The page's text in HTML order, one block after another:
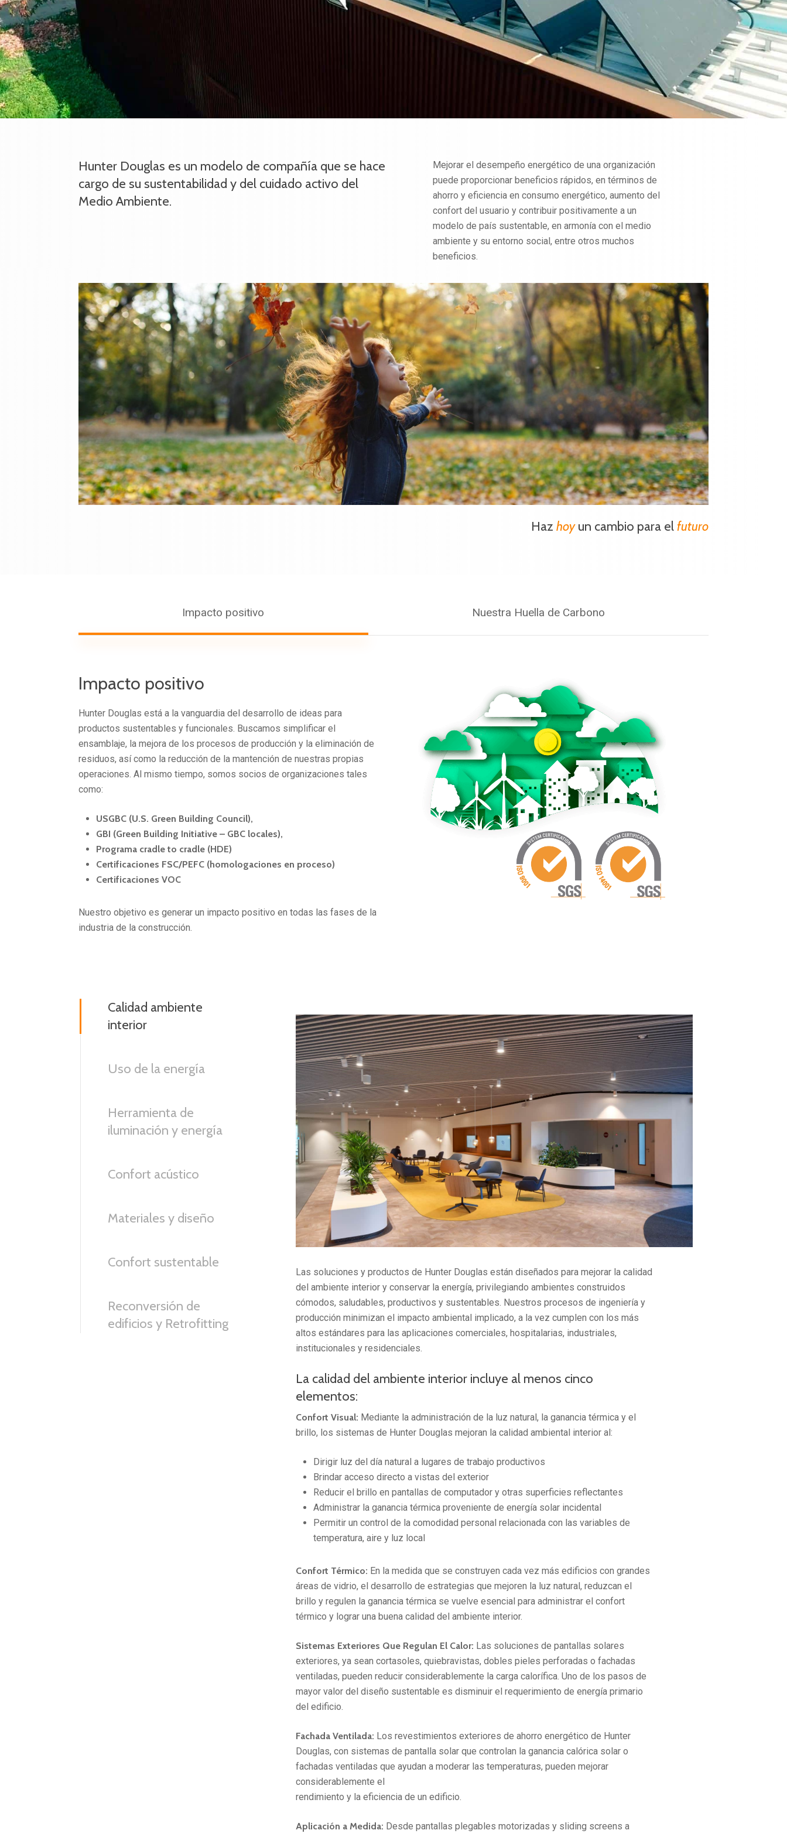
Hunter Douglas es un modelo de compañía que se hace
cargo de su sustentabilidad y del cuidado activo del
Medio Ambiente.
Mejorar el desempeño energético de una organización
puede proporcionar beneficios rápidos, en términos de
ahorro y eficiencia en consumo energético, aumento del
confort del usuario y contribuir positivamente a un
modelo de país sustentable, en armonía con el medio
ambiente y su entorno social, entre otros muchos
beneficios.
Haz hoy un cambio para elfuturo
Impacto positivo Nuestra Huella de Carbono
Impacto positivo
Hunter Douglas está a la vanguardia del desarrollo de ideas para
productos sustentables y funcionales. Buscamos simplificar el
ensamblaje, la mejora de los procesos de producción y la eliminación de
residuos, así como la reducción de la mantención de nuestras propias
operaciones. Al mismo tiempo, somos socios de organizaciones tales
como:
USGBC (U.S. Green Building Council),
GBI (Green Building Initiative – GBC locales),
Programa cradle to cradle (HDE)
Certificaciones FSC/PEFC (homologaciones en proceso)
Certificaciones VOC
Nuestro objetivo es generar un impacto positivo en todas las fases de la
industria de la construcción.
Calidad ambiente
interior
Uso de la energía
Herramienta de
iluminación y energía
Confort acústico
Materiales y diseño
Confort sustentable
Reconversión de
edificios y Retrofitting
Las soluciones y productos de Hunter Douglas están diseñados para mejorar la calidad
del ambiente interior y conservar la energía, privilegiando ambientes construidos
cómodos, saludables, productivos y sustentables. Nuestros procesos de ingeniería y
producción minimizan el impacto ambiental implicado, a la vez cumplen con los más
altos estándares para las aplicaciones comerciales, hospitalarias, industriales,
institucionales y residenciales.
La calidad del ambiente interior incluye al menos cinco
elementos:
Confort Visual: Mediante la administración de la luz natural, la ganancia térmica y el
brillo, los sistemas de Hunter Douglas mejoran la calidad ambiental interior al:
Dirigir luz del día natural a lugares de trabajo productivos
Brindar acceso directo a vistas del exterior
Reducir el brillo en pantallas de computador y otras superficies reflectantes
Administrar la ganancia térmica proveniente de energía solar incidental
Permitir un control de la comodidad personal relacionada con las variables de
temperatura, aire y luz local
Confort Térmico: En la medida que se construyen cada vez más edificios con grandes
áreas de vidrio, el desarrollo de estrategias que mejoren la luz natural, reduzcan el
brillo y regulen la ganancia térmica se vuelve esencial para administrar el confort
térmico y lograr una buena calidad del ambiente interior.
Sistemas Exteriores Que Regulan El Calor: Las soluciones de pantallas solares
exteriores, ya sean cortasoles, quiebravistas, dobles pieles perforadas o fachadas
ventiladas, pueden reducir considerablemente la carga calorífica. Uno de los pasos de
mayor valor del diseño sustentable es disminuir el requerimiento de energía primario
del edificio.
Fachada Ventilada: Los revestimientos exteriores de ahorro energético de Hunter
Douglas, con sistemas de pantalla solar que controlan la ganancia calórica solar o
fachadas ventiladas que ayudan a moderar las temperaturas, pueden mejorar
considerablemente el
rendimiento y la eficiencia de un edificio.
Aplicación a Medida: Desde pantallas plegables motorizadas y sliding screens a